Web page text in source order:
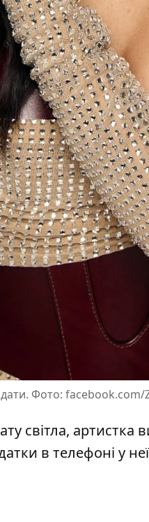
Фото:
світла, артистка
в телефоні у